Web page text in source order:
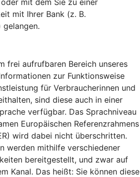
mit dem Sie zu einer
mit Ihrer Bank (z. B.
frei aufrufbaren Bereich unseres
zur Funktionsweise
für Verbraucherinnen und
sind diese auch in einer
verfügbar. Das Sprachniveau
Europäischen Referenzrahmens
wird dabei nicht überschritten.
werden mithilfe verschiedener
bereitgestellt, und zwar auf
Kanal. Das heißt: Sie können diese